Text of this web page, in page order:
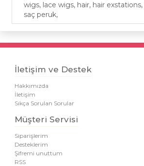
wigs, lace wigs, hair, hair
saç peruk,
İletişim ve Destek
Hakkımızda
İletişim
Sıkça Sorulan Sorular
Müşteri Servisi
Siparişlerim
Desteklerim
Şifremi unuttum
RSS